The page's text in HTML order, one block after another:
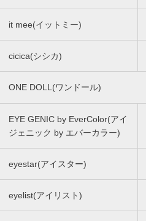
it mee(イットミー)
cicica(シシカ)
ONE DOLL(ワンドール)
EYE GENIC by EverColor(アイ
ジェニック by エバーカラー)
eyestar(アイスター)
eyelist(アイリスト)